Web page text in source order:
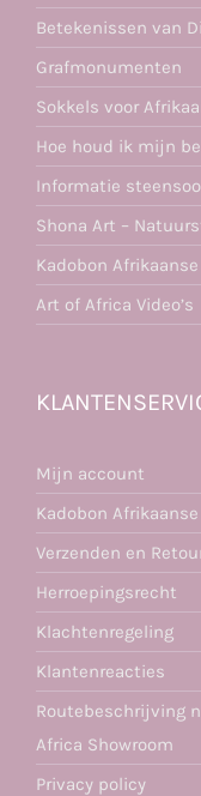
Betekenissen van
Grafmonumenten
Sokkels voor
Hoe houd ik mijn
Informatie
Shona Art –
Kadobon
Art of Africa Video’s
Mijn account
Kadobon
Verzenden en
Herroepingsrecht
Klachtenregeling
Klantenreacties
Routebeschrijving
Africa Showroom
Privacy policy